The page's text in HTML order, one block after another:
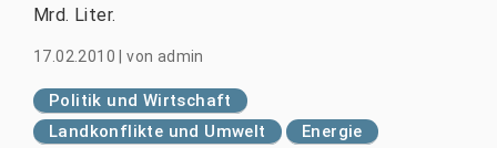
Mrd. Liter.
17.02.2010 |von admin
Politik und Wirtschaft
Landkonflikte und Umwelt
Energie